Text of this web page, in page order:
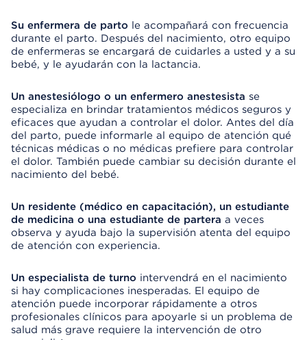
Su enfermera de parto le acompañará con frecuencia
durante el parto. Después del nacimiento, otro equipo
de enfermeras se encargará de cuidarles a usted y a su
bebé, y le ayudarán con la lactancia.
Un anestesiólogo o un enfermero anestesista se
especializa en brindar tratamientos médicos seguros y
eficaces que ayudan a controlar el dolor. Antes del día
del parto, puede informarle al equipo de atención qué
técnicas médicas o no médicas prefiere para controlar
el dolor. También puede cambiar su decisión durante el
nacimiento del bebé.
Un residente (médico en capacitación), un estudiante
de medicina o una estudiante de partera a veces
observa y ayuda bajo la supervisión atenta del equipo
de atención con experiencia.
Un especialista de turno intervendrá en el nacimiento
si hay complicaciones inesperadas. El equipo de
atención puede incorporar rápidamente a otros
profesionales clínicos para apoyarle si un problema de
salud más grave requiere la intervención de otro